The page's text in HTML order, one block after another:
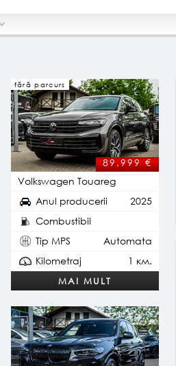
fără parcurs
89.999 €
Volkswagen Touareg
Anul producerii
2025
Combustibil
Plug-in Hybrid
Tip MPS
Automata
Kilometraj
1 км.
MAI MULT